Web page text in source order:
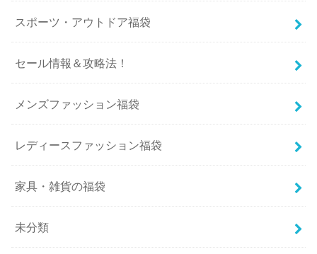
スポーツ・アウトドア福袋
セール情報＆攻略法！
メンズファッション福袋
レディースファッション福袋
家具・雑貨の福袋
未分類